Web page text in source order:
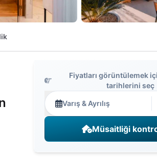
Fiyatları görüntülemek
tarihlerini seç
Varış & Ayrılış
Müsaitliği